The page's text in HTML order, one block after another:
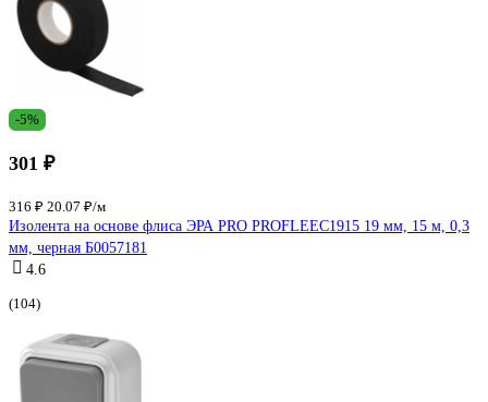
-5%
301 ₽
316 ₽ 20.07 ₽/м
Изолента на основе флиса ЭРА PRO PROFLEEC1915 19 мм, 15 м, 0,3
мм, черная Б0057181
4.6
(104)